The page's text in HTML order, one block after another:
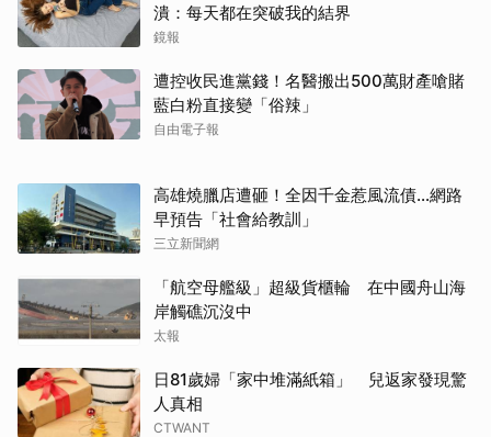
潰：每天都在突破我的結界
鏡報
遭控收民進黨錢！名醫搬出500萬財產嗆賭
藍白粉直接變「俗辣」
自由電子報
高雄燒臘店遭砸！全因千金惹風流債…網路
早預告「社會給教訓」
三立新聞網
「航空母艦級」超級貨櫃輪 在中國舟山海
岸觸礁沉沒中
太報
日81歲婦「家中堆滿紙箱」 兒返家發現驚
人真相
CTWANT